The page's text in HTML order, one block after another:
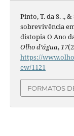
Pinto, T. da S. .,
sobrevivência
distopia O Ano
Olho d’água,17
https://
ew/1121
FORMATOS